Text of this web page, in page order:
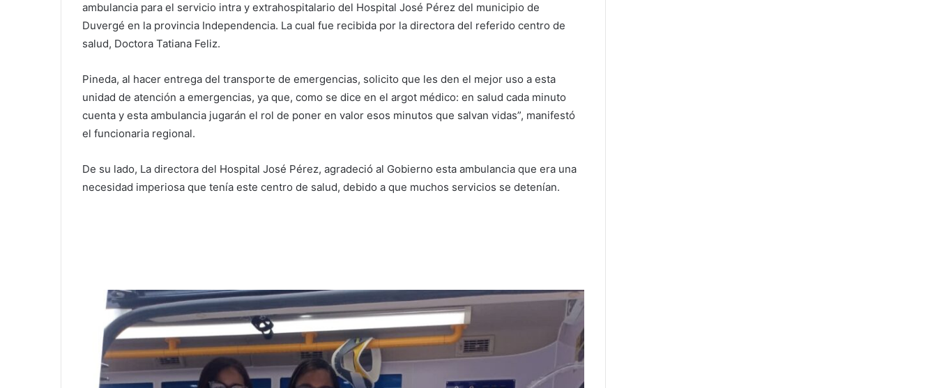
ambulancia para el servicio intra y extrahospitalario del Hospital José Pérez del municipio de
Duvergé en la provincia Independencia. La cual fue recibida por la directora del referido centro de
salud, Doctora Tatiana Feliz.
Pineda, al hacer entrega del transporte de emergencias, solicito que les den el mejor uso a esta
unidad de atención a emergencias, ya que, como se dice en el argot médico: en salud cada minuto
cuenta y esta ambulancia jugarán el rol de poner en valor esos minutos que salvan vidas”, manifestó
el funcionaria regional.
De su lado, La directora del Hospital José Pérez, agradeció al Gobierno esta ambulancia que era una
necesidad imperiosa que tenía este centro de salud, debido a que muchos servicios se detenían.